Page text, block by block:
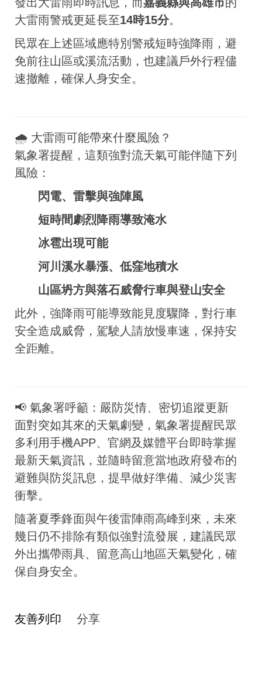
大雷雨警戒更延長至14時15分。
民眾在上述區域應特別警戒短時強降雨，避
免前往山區或溪流活動，也建議戶外行程儘
速撤離，確保人身安全。
🌧 大雷雨可能帶來什麼風險？
氣象署提醒，這類強對流天氣可能伴隨下列
風險：
閃電、雷擊與強陣風
短時間劇烈降雨導致淹水
冰雹出現可能
河川溪水暴漲、低窪地積水
山區坍方與落石威脅行車與登山安全
此外，強降雨可能導致能見度驟降，對行車
安全造成威脅，駕駛人請放慢車速，保持安
全距離。
📢 氣象署呼籲：嚴防災情、密切追蹤更新
面對突如其來的天氣劇變，氣象署提醒民眾
多利用手機APP、官網及媒體平台即時掌握
最新天氣資訊，並隨時留意當地政府發布的
避難與防災訊息，提早做好準備、減少災害
衝擊。
隨著夏季鋒面與午後雷陣雨高峰到來，未來
幾日仍不排除有類似強對流發展，建議民眾
外出攜帶雨具、留意高山地區天氣變化，確
保自身安全。
友善列印 分享